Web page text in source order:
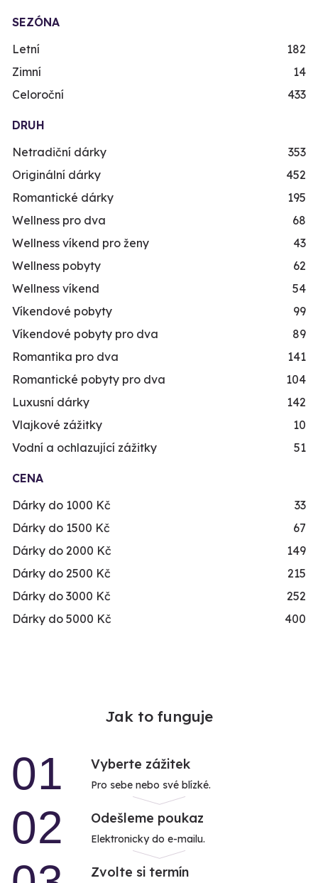
SEZÓNA
Letní
182
Zimní
14
Celoroční
433
DRUH
Netradiční dárky
353
Originální dárky
452
Romantické dárky
195
Wellness pro dva
68
Wellness víkend pro ženy
43
Wellness pobyty
62
Wellness víkend
54
Víkendové pobyty
99
Víkendové pobyty pro dva
89
Romantika pro dva
141
Romantické pobyty pro dva
104
Luxusní dárky
142
Vlajkové zážitky
10
Vodní a ochlazující zážitky
51
CENA
Dárky do 1000 Kč
33
Dárky do 1500 Kč
67
Dárky do 2000 Kč
149
Dárky do 2500 Kč
215
Dárky do 3000 Kč
252
Dárky do 5000 Kč
400
Jak to funguje
01 Vyberte zážitek
Pro sebe nebo své blízké.
02 Odešleme poukaz
Elektronicky do e-mailu.
Zvolte si termín